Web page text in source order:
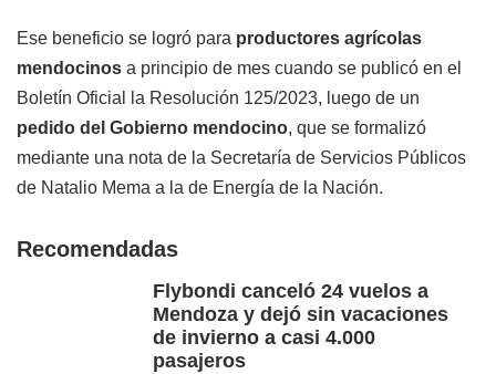
Ese beneficio se logró para productores agrícolas
mendocinos a principio de mes cuando se publicó en el
Boletín Oficial la Resolución 125/2023, luego de un
pedido del Gobierno mendocino, que se formalizó
mediante una nota de la Secretaría de Servicios Públicos
de Natalio Mema a la de Energía de la Nación.
Recomendadas
Flybondi canceló 24 vuelos a
Mendoza y dejó sin vacaciones
de invierno a casi 4.000
pasajeros